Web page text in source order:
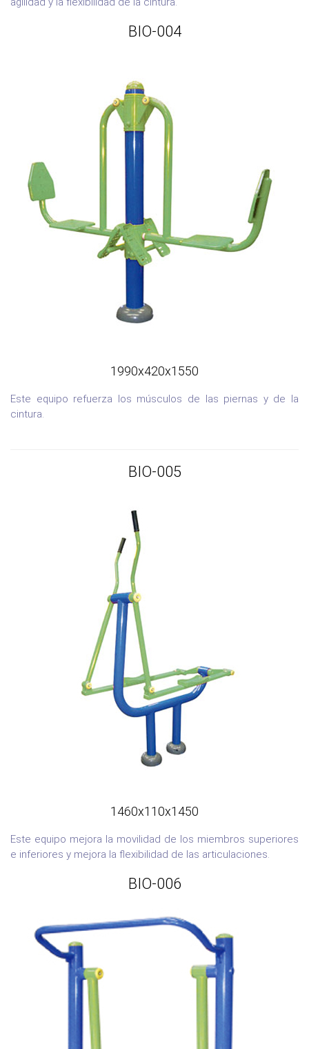
BIO-004
1990x420x1550
Este equipo refuerza los músculos de las piernas y de la
cintura.
BIO-005
1460x110x1450
Este equipo mejora la movilidad de los miembros superiores
e inferiores y mejora la flexibilidad de las articulaciones.
BIO-006